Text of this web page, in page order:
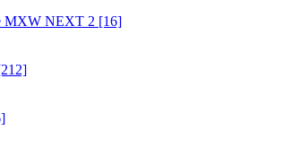
MXW NEXT 2 [16]